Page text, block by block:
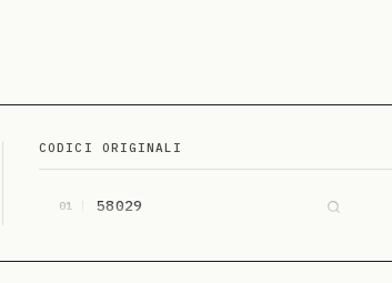
CODICI ORIGINALI
01 58029